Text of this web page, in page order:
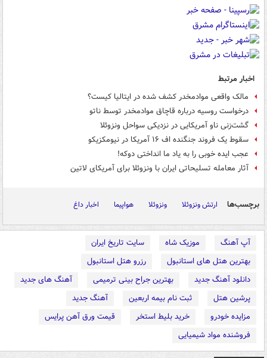
اخبار مرتبط
مالک واقعی موادمخدر کشف شده در ایتالیا کیست؟
درخواست روسیه درباره قاچاق موادمخدر توسط ناتو
گشت‌زنی ناو آمریکایی در نزدیکی سواحل ونزوئلا
سقوط یک فروند جنگنده اف ۱۶ آمریکا در نیومکزیکو
عجب ایده خوبی را به یاد ما انداختی دوکه!
آثار معامله تسلیحاتی ایران با ونزوئلا برای آمریکای لاتین
برچسب‌ها ارتش ونزوئلا ونزوئلا هواپیما اخبار داغ
آپ آهنگ موزیک شاه
سایت تاریخ ایران
بهترین هتل های استانبول
رزرو هتل استانبول
دانلود آهنگ جدید
بهترین جراح بینی ترمیمی
آهنگ های جدید
پرشین هتل
ثبت نام بیمه اربعین
آهنگ جدید
مزایده خودرو
خرید بلیط استخر
قیمت ورق آهن پرایس
فروشنده مواد شیمیایی